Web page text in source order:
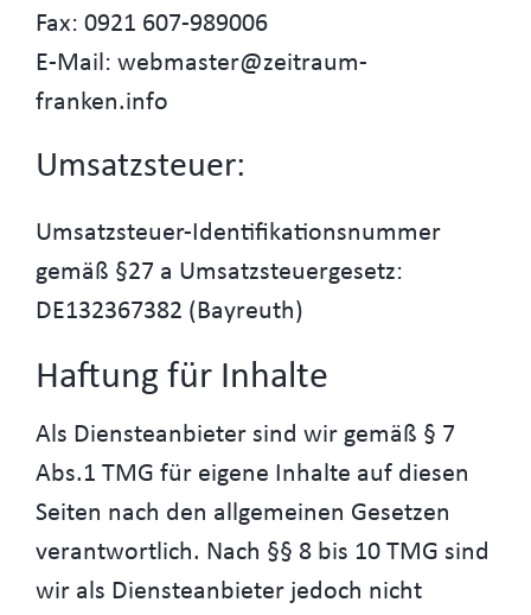
Fax: 0921 607-989006
E-Mail: webmaster@zeitraum-
franken.info
Umsatzsteuer:
Umsatzsteuer-Identifikationsnummer
gemäß §27 a Umsatzsteuergesetz:
DE132367382 (Bayreuth)
Haftung für Inhalte
Als Diensteanbieter sind wir gemäß § 7
Abs.1 TMG für eigene Inhalte auf diesen
Seiten nach den allgemeinen Gesetzen
verantwortlich. Nach §§ 8 bis 10 TMG sind
wir als Diensteanbieter jedoch nicht